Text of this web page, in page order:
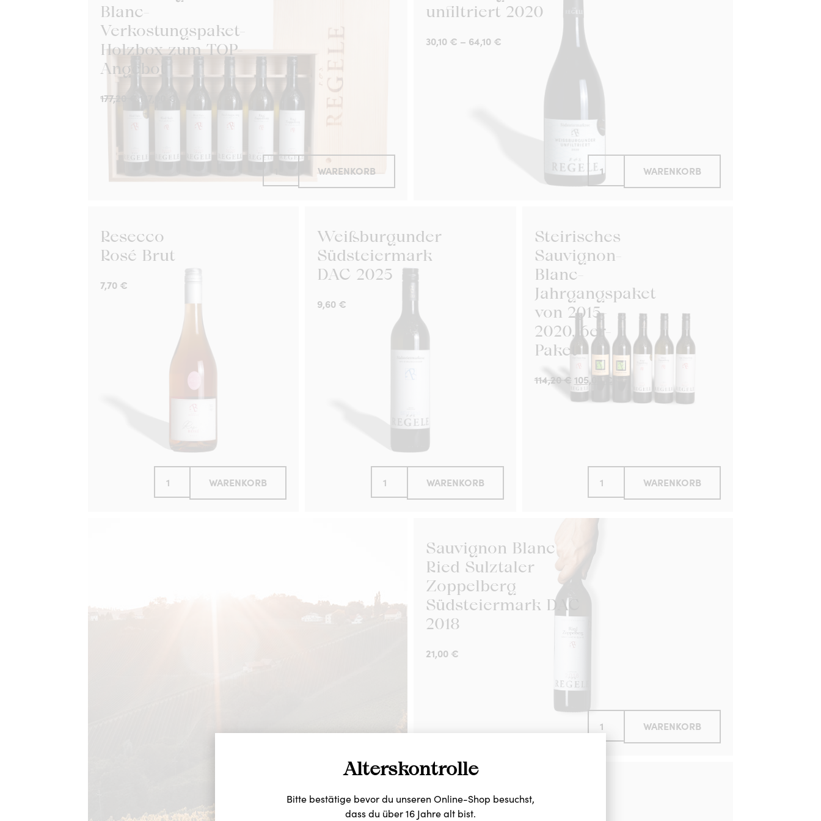
Blanc-
Verkostungspaket-
Holzbox zum TOP-
Angebot
177,20 137,00 €
WARENKORB
unfiltriert 2020
30,10 € – 64,10 €
WARENKORB
Resecco
Rosé Brut
7,70 €
WARENKORB
Weißburgunder
Südsteiermark
DAC 2025
9,60 €
WARENKORB
Steirisches
Sauvignon-
Blanc-
Jahrgangspaket
von 2015-
2020, 6er-
Paket
114,20€ 105,00€
WARENKORB
Sauvignon Blanc
Ried Sulztaler
Zoppelberg
Südsteiermark DAC
2018
21,00 €
WARENKORB
Sauvignon Blanc
Sekt g.U. Steiermark
Alterskontrolle
Bitte bestätige bevor du unseren Online-Shop besuchst,
dass du über 16 Jahre alt bist.